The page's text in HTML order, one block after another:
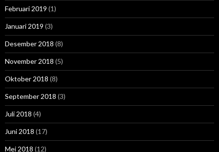
Februari 2019 (1)
Januari 2019 (3)
Desember 2018 (8)
November 2018 (5)
Oktober 2018 (8)
September 2018 (3)
Juli 2018 (4)
Juni 2018 (17)
Mei 2018 (12)